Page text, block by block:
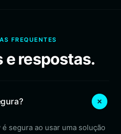
FREQUENTES
e respostas.
segura ao usar uma solução